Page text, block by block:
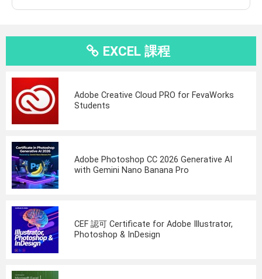
EXCEL 課程
Adobe Creative Cloud PRO for FevaWorks
Students
Adobe Photoshop CC 2026 Generative AI
with Gemini Nano Banana Pro
CEF 認可 Certificate for Adobe Illustrator,
Photoshop & InDesign